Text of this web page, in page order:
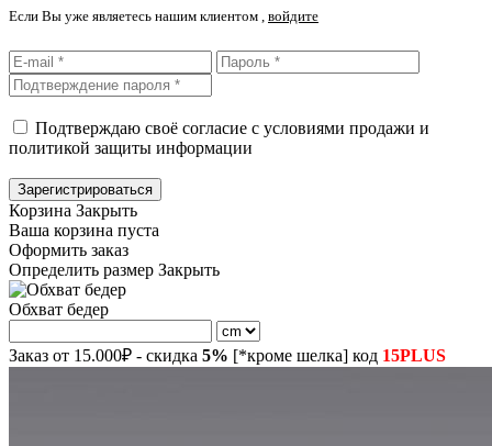
Если Вы уже являетесь нашим клиентом , войдите
Подтверждаю своё согласие с условиями продажи и
политикой защиты информации
Зарегистрироваться
Корзина Закрыть
Ваша корзина пуста
Оформить заказ
Определить размер Закрыть
Обхват бедер
Заказ от 15.000₽ - скидка 5% [*кроме шелка] код 15PLUS